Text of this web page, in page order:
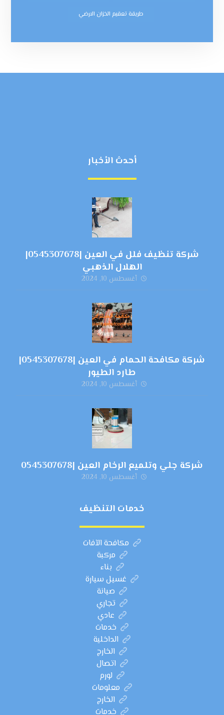
طريقة تعقيم الخزان الارضي
أحدث الأخبار
شركة تنظيف فلل في العين |0545307678|
الهلال الذهبي
أغسطس 10, 2024
شركة مكافحة الحمام في العين |0545307678|
طارد الطيور
أغسطس 10, 2024
شركة جلي وتلميع الرخام العين |0545307678
أغسطس 10, 2024
خدمات التنظيف
مكافحة الآفات
مركبة
بناء
غسيل سيارة
صيانة
تجاري
عادي
خدمات
الداخلية
الخارج
اتصال
لورم
معلومات
الخارج
خدمات